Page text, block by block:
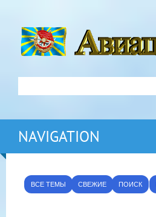
NAVIGATION
ВСЕ ТЕМЫ СВЕЖИЕ ПОИСК